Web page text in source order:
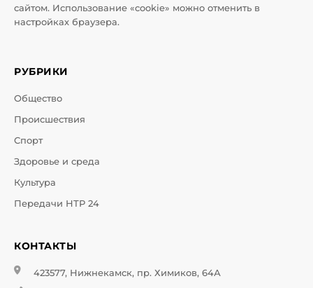
сайтом. Использование «cookie» можно отменить в
настройках браузера.
РУБРИКИ
Общество
Происшествия
Спорт
Здоровье и среда
Культура
Передачи НТР 24
КОНТАКТЫ
423577, Нижнекамск, пр. Химиков, 64А